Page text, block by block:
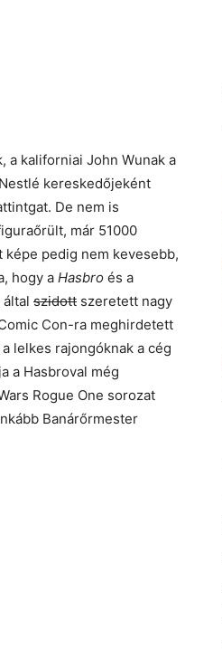
a kaliforniai John Wunak a
kereskedőjeként
De nem is
már 51000
pedig nem kevesebb,
hogy a Hasbro és a
szidott szeretett nagy
Con-ra meghirdetett
lelkes rajongóknak a cég
a Hasbroval még
Rogue One sorozat
Banárőrmester